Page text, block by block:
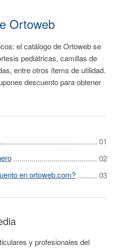
Ortoweb
el catálogo de Ortoweb se
pediátricas, camillas de
entre otros ítems de utilidad.
descuento para obtener
en ortoweb.com?
y profesionales del